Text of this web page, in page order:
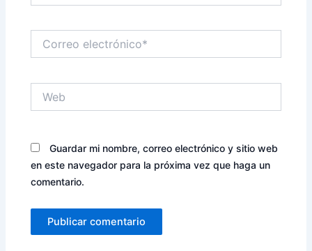
electrónico*
Guardar mi nombre, correo electrónico y sitio web
en este navegador para la próxima vez que haga un
comentario.